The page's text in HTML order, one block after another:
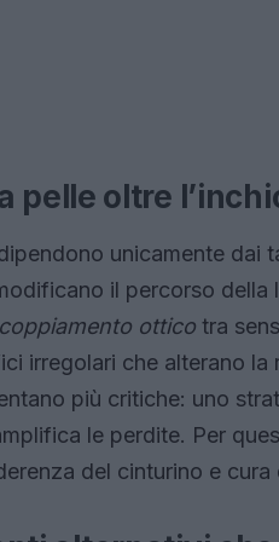
pelle oltre
unicamente dai
il percorso
ottico tra
irregolari che alterano
più critiche: uno
le perdite. Per
del cinturino e